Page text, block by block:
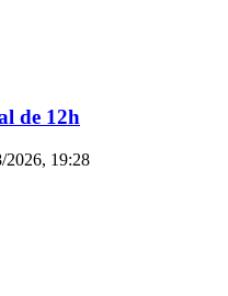
de 12h
2026, 19:28